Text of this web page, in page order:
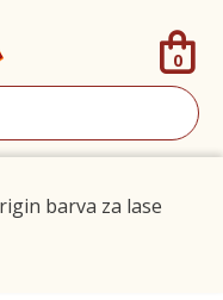
0
barva za lase